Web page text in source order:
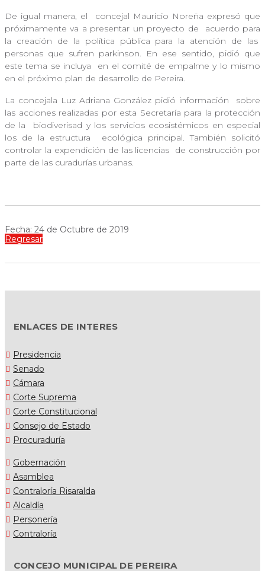
De igual manera, el
concejal Mauricio Noreña expresó que
próximamente va a presentar un proyecto de
acuerdo para
la creación de la política pública para la atención de las
personas que sufren parkinson. En ese sentido, pidió que
este tema se incluya
en el comité de empalme y lo mismo
en el próximo plan de desarrollo de Pereira.
La concejala Luz Adriana González pidió información
sobre
las acciones realizadas por esta Secretaría para la protección
de la
biodiverisad y los servicios ecosistémicos en especial
los de la estructura
ecológica principal. También solicitó
controlar la expendición de las licencias
de construcción por
parte de las curadurías urbanas.
Fecha: 24 de Octubre de 2019
Regresar
ENLACES DE INTERES
Presidencia
Senado
Cámara
Corte Suprema
Corte Constitucional
Consejo de Estado
Procuraduría
Gobernación
Asamblea
Contraloría Risaralda
Alcaldía
Personería
Contraloría
CONCEJO MUNICIPAL DE PEREIRA